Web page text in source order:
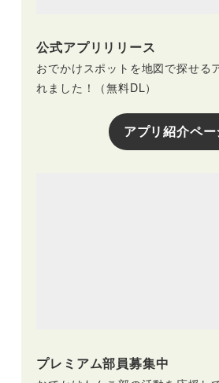
公式アプリリリース
おでかけスポットを地図で探せる
れました！（無料DL）
アプリ紹介ペー
プレミアム部員募集中